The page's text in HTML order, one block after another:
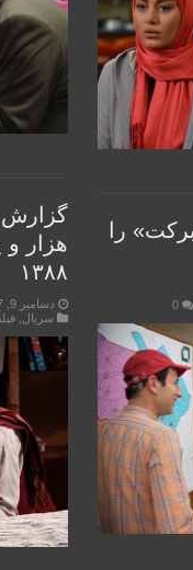
۱۳۸۸
دسامبر 9, 2017
سریال
را
0